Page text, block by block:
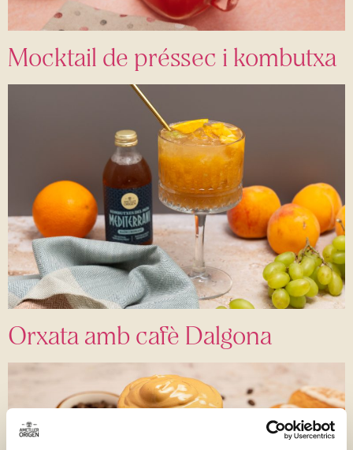
Mocktail de préssec i kombutxa
Orxata amb cafè Dalgona